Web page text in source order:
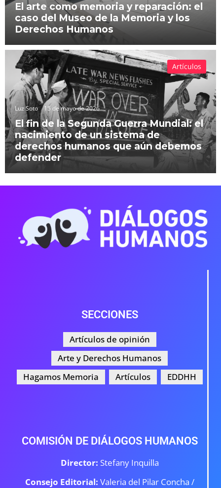
El arte como memoria y reparación: el
caso del Museo de la Memoria y los
Derechos Humanos
Luz Soto 15 de mayo de 2026
El fin de la Segunda Guerra Mundial: el
nacimiento de un sistema de
derechos humanos que aún debemos
defender
Artículos
SECCIONES
Artículos de opinión
Arte y Derechos Humanos
Hagamos Memoria
Artículos EDDHH
COMISIÓN DE DIÁLOGOS HUMANOS
Director: Stefany Inquilla
Consejo Editorial: Valeria del Pilar Concha /